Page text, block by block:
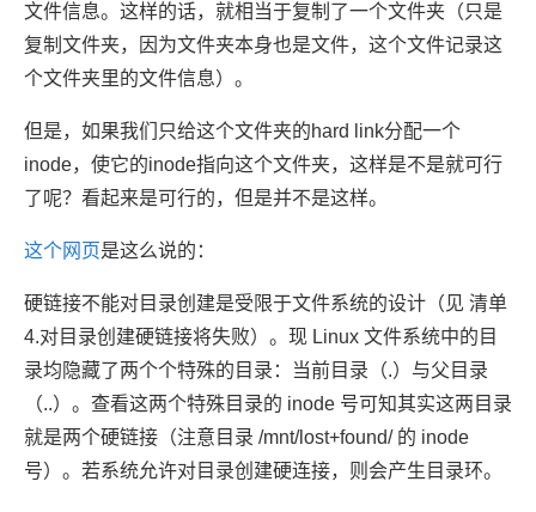
文件信息。这样的话，就相当于复制了一个文件夹（只是
复制文件夹，因为文件夹本身也是文件，这个文件记录这
个文件夹里的文件信息）。
但是，如果我们只给这个文件夹的hard link分配一个
inode，使它的inode指向这个文件夹，这样是不是就可行
了呢？看起来是可行的，但是并不是这样。
这个网页是这么说的：
硬链接不能对目录创建是受限于文件系统的设计（见 清单
4.对目录创建硬链接将失败）。现 Linux 文件系统中的目
录均隐藏了两个个特殊的目录：当前目录（.）与父目录
（..）。查看这两个特殊目录的 inode 号可知其实这两目录
就是两个硬链接（注意目录 /mnt/lost+found/ 的 inode
号）。若系统允许对目录创建硬连接，则会产生目录环。